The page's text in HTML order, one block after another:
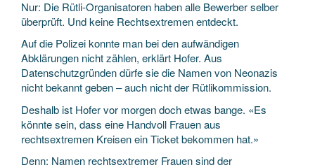
Nur: Die Rütli-Organisatoren haben alle Bewerber selber
überprüft. Und keine Rechtsextremen entdeckt.
Auf die Polizei konnte man bei den aufwändigen
Abklärungen nicht zählen, erklärt Hofer. Aus
Datenschutzgründen dürfe sie die Namen von Neonazis
nicht bekannt geben – auch nicht der Rütlikommission.
Deshalb ist Hofer vor morgen doch etwas bange. «Es
könnte sein, dass eine Handvoll Frauen aus
rechtsextremen Kreisen ein Ticket bekommen hat.»
Denn: Namen rechtsextremer Frauen sind der